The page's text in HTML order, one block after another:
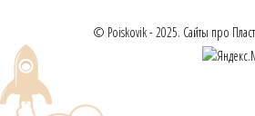
© Poiskovik - 2025. Сайты про